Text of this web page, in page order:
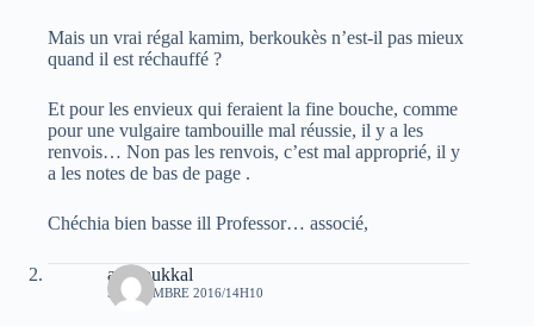
Mais un vrai régal kamim, berkoukès n’est-il pas mieux
quand il est réchauffé ?
Et pour les envieux qui feraient la fine bouche, comme
pour une vulgaire tambouille mal réussie, il y a les
renvois… Non pas les renvois, c’est mal approprié, il y
a les notes de bas de page .
Chéchia bien basse ill Professor… associé,
az eloukkal
5 DÉCEMBRE 2016/14H10